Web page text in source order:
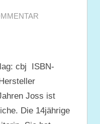
cbj ISBN-
Joss ist
Die 14jährige